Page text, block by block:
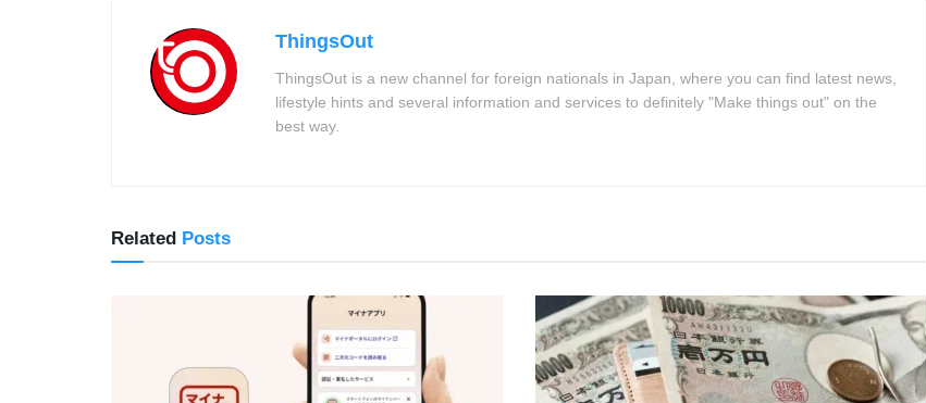
ThingsOut
ThingsOut is a new channel for foreign nationals in Japan, where you can find latest news,
lifestyle hints and several information and services to definitely "Make things out" on the
best way.
Related Posts